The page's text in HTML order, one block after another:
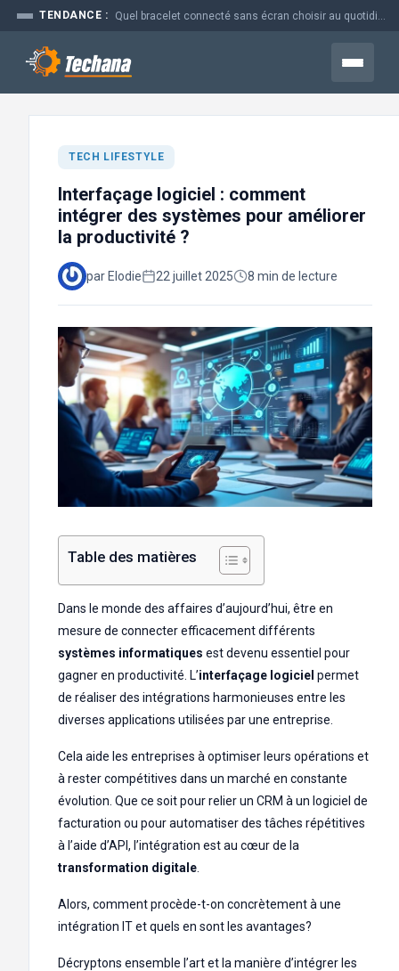
Aller
contenu
TENDANCE :
Menu
TECH LIFESTYLE
Interfaçage logiciel : comment
intégrer des systèmes pour améliorer
la productivité ?
par Elodie 22 juillet 2025 8 min de lecture
Table des matières
Dans le monde des affaires d’aujourd’hui, être en
mesure de connecter efficacement différents
systèmes informatiques est devenu essentiel pour
gagner en productivité. L’interfaçage logiciel permet
de réaliser des intégrations harmonieuses entre les
diverses applications utilisées par une entreprise.
Cela aide les entreprises à optimiser leurs opérations et
à rester compétitives dans un marché en constante
évolution. Que ce soit pour relier un CRM à un logiciel de
facturation ou pour automatiser des tâches répétitives
à l’aide d’API, l’intégration est au cœur de la
transformation digitale
Alors, comment procède-t-on concrètement à une
intégration IT et quels en sont les avantages?
Décryptons ensemble l’art et la manière d’intégrer les